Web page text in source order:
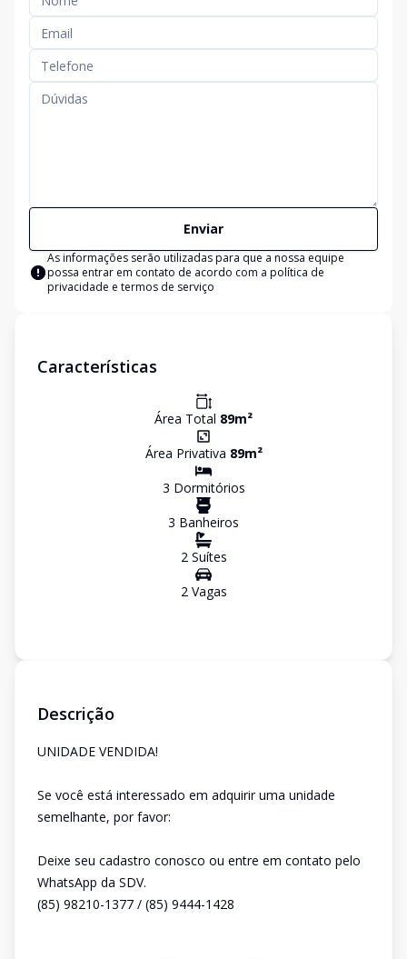
Enviar
As informações serão utilizadas para que a nossa equipe
possa entrar em contato de acordo com a política de
privacidade e termos de serviço
Características
Área Total 89m²
Área Privativa 89m²
3 Dormitórios
3 Banheiros
2Suítes
2Vagas
Descrição
UNIDADE VENDIDA!
Se você está interessado em adquirir uma unidade
semelhante, por favor:
Deixe seu cadastro conosco ou entre em contato pelo
WhatsApp da SDV.
(85) 98210-1377 / (85) 9444-1428